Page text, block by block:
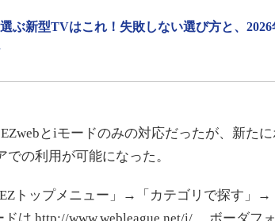
ぶ新型TVはこれ！失敗しない選び方と、
とiモードのみの対応だったが、新たに
の利用が可能になった。
トップメニュー」→「カテゴリで探す」→